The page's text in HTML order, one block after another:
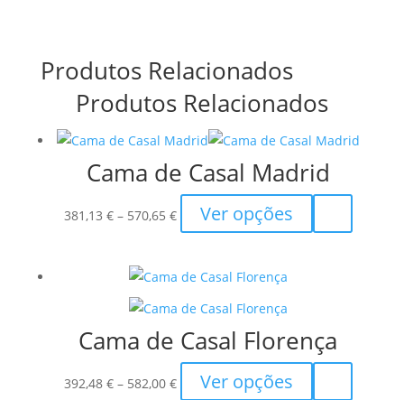
Produtos Relacionados
Produtos Relacionados
Cama de Casal Madrid
381,13 € – 570,65 €Price
range:
through
570,65 €
Ver opções
product
options
Cama de Casal Florença
392,48 € – 582,00 €PriceVer opções